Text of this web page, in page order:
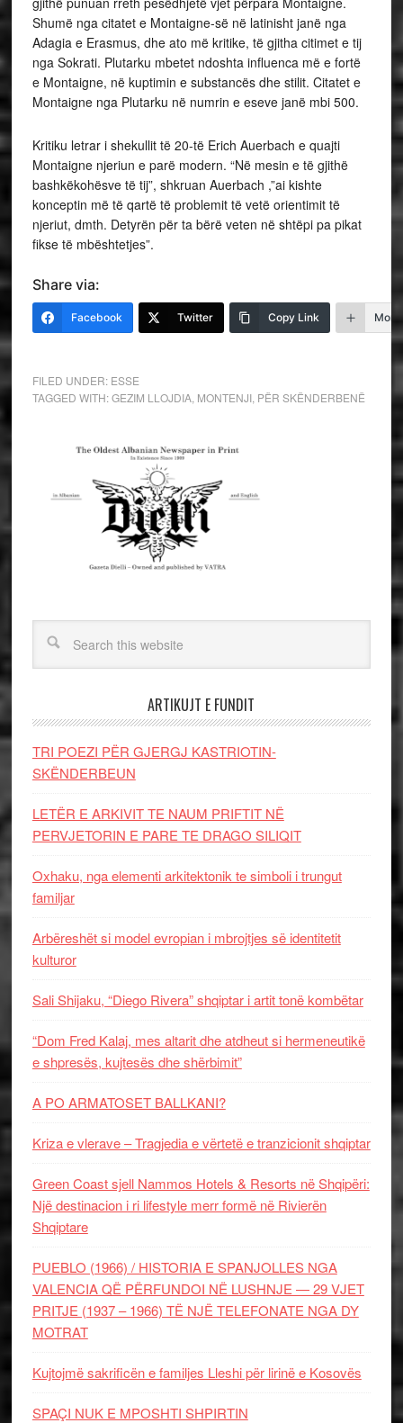
Shumë nga citatet e Montaigne-së në latinisht janë nga
Adagia e Erasmus, dhe ato më kritike, të gjitha citimet e tij
nga Sokrati. Plutarku mbetet ndoshta influenca më e fortë
e Montaigne, në kuptimin e substancës dhe stilit. Citatet e
Montaigne nga Plutarku në numrin e eseve janë mbi 500.
Kritiku letrar i shekullit të 20-të Erich Auerbach e quajti
Montaigne njeriun e parë modern. “Në mesin e të gjithë
bashkëkohësve të tij”, shkruan Auerbach ,”ai kishte
konceptin më të qartë të problemit të vetë orientimit të
njeriut, dmth. Detyrën për ta bërë veten në shtëpi pa pikat
fikse të mbështetjes”.
Share via:
Facebook Twitter Copy Link More
FILED UNDER: ESSE
TAGGED WITH:GEZIM LLOJDIA, MONTENJI, PËR SKËNDERBENË
ARTIKUJT E FUNDIT
TRI POEZI PËR GJERGJ KASTRIOTIN-
SKËNDERBEUN
LETËR E ARKIVIT TE NAUM PRIFTIT NË
PERVJETORIN E PARE TE DRAGO SILIQIT
Oxhaku, nga elementi arkitektonik te simboli i trungut
familjar
Arbëreshët si model evropian i mbrojtjes së identitetit
kulturor
Sali Shijaku, “Diego Rivera” shqiptar i artit tonë kombëtar
“Dom Fred Kalaj, mes altarit dhe atdheut si hermeneutikë
e shpresës, kujtesës dhe shërbimit”
A PO ARMATOSET BALLKANI?
Kriza e vlerave – Tragjedia e vërtetë e tranzicionit shqiptar
Green Coast sjell Nammos Hotels & Resorts në Shqipëri:
Një destinacion i ri lifestyle merr formë në Rivierën
Shqiptare
PUEBLO (1966) / HISTORIA E SPANJOLLES NGA
VALENCIA QË PËRFUNDOI NË LUSHNJE — 29 VJET
PRITJE (1937 – 1966) TË NJË TELEFONATE NGA DY
MOTRAT
Kujtojmë sakrificën e familjes Lleshi për lirinë e Kosovës
SPAÇI NUK E MPOSHTI SHPIRTIN